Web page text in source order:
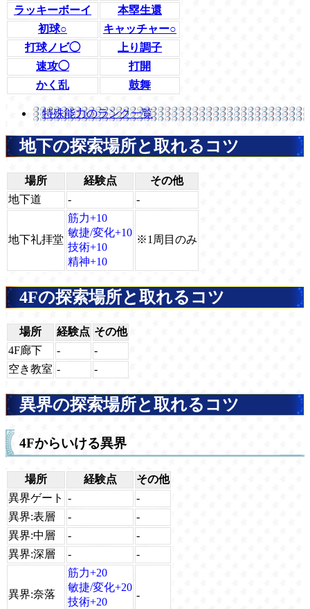
ラッキーボーイ
本塁生還
初球○
キャッチャー○
打球ノビ◯
上り調子
速攻◯
打開
かく乱
鼓舞
特殊能力のランク一覧
地下の探索場所と取れるコツ
場所 経験点
その他
地下道
- -
地下礼拝堂
筋力+10
敏捷/変化+10
技術+10
精神+10
※1周目のみ
4Fの探索場所と取れるコツ
場所 経験点 その他
4F廊下
-
-
空き教室 - -
異界の探索場所と取れるコツ
4Fからいける異界
場所 経験点
その他
異界ゲート -
-
異界:表層
-
-
異界:中層
-
-
異界:深層
- -
異界:奈落
筋力+20
敏捷/変化+20
技術+20
-